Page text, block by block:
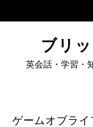
ブリ
英会話・学習・
ゲームオブライ